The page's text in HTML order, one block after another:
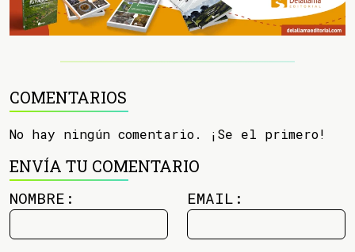
COMENTARIOS
No hay ningún comentario. ¡Se el primero!
ENVÍA TU COMENTARIO
NOMBRE: EMAIL: